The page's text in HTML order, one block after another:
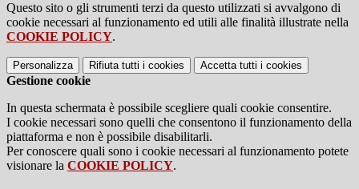
Questo sito o gli strumenti terzi da questo utilizzati si avvalgono di
cookie necessari al funzionamento ed utili alle finalità illustrate nella
COOKIE POLICY.
Personalizza Rifiuta tutti i cookies Accetta tutti i cookies
Gestione cookie
In questa schermata è possibile scegliere quali cookie consentire.
I cookie necessari sono quelli che consentono il funzionamento della
piattaforma e non è possibile disabilitarli.
Per conoscere quali sono i cookie necessari al funzionamento potete
visionare la COOKIE POLICY.